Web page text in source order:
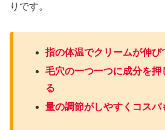
りです。
指の体温でクリームが伸び
毛穴の一つ一つに成分を押
る
量の調節がしやすくコスパ